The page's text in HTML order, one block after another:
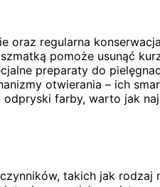
oraz regularna
pomoże usunąć
preparaty do
otwierania – ich
farby, warto jak
takich jak rodzaj